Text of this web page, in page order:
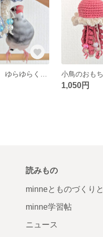
1,050円
読みもの
minneとものづくりと
minne学習帖
ニュース